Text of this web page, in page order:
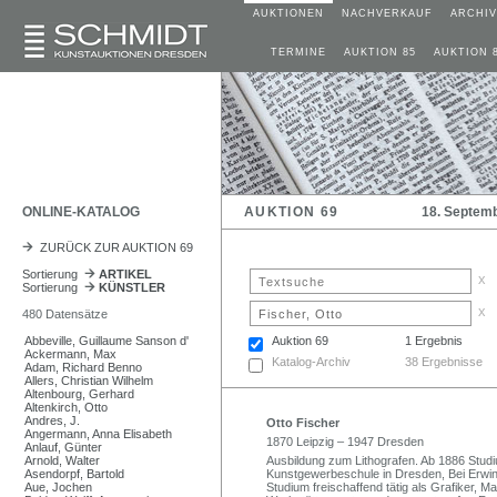
AUKTIONEN NACHVERKAUF ARCHIV
TERMINE AUKTION 85 AUKTION
ONLINE-KATALOG AUKTION 69 18.
ZURÜCK ZUR AUKTION 69
Sortierung
ARTIKEL
Sortierung
KÜNSTLER
480 Datensätze
Abbeville, Guillaume Sanson d'
Ackermann, Max
Adam, Richard Benno
Allers, Christian Wilhelm
Altenbourg, Gerhard
Altenkirch, Otto
Andres, J.
Angermann, Anna Elisabeth
Anlauf, Günter
Arnold, Walter
Asendorpf, Bartold
Aue, Jochen
x
x
Auktion 69
1 Ergebnis
Katalog-Archiv
38 Ergebnisse
Otto Fischer
1870 Leipzig – 1947 Dresden
Ausbildung zum Lithografen. Ab 1886
Kunstgewerbeschule in Dresden, Bei
Studium freischaffend tätig als Grafiker,